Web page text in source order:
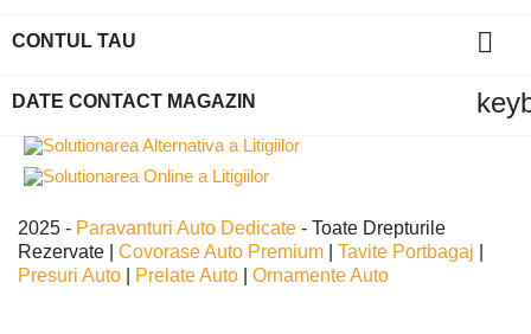
CONTUL TAU 
DATE CONTACT MAGAZIN
2025 - Paravanturi Auto Dedicate - Toate Drepturile
Rezervate | Covorase Auto Premium Tavite Portbagaj
Presuri Auto
Prelate Auto Ornamente Auto